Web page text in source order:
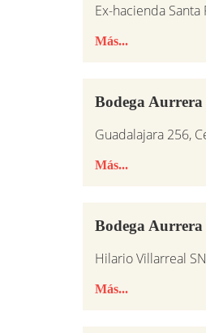
Ex-hacienda Santa
Más...
Bodega
Guadalajara 256,
Más...
Bodega
Hilario Villarreal
Más...